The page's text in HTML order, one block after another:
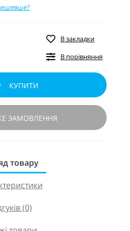
В закладки
В порівняння
КУПИТИ
ЗАМОВЛЕННЯ
товару
(0)